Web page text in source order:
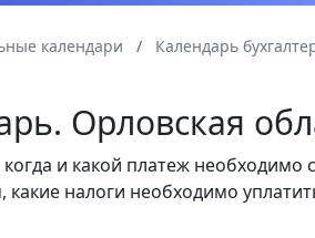
календари Календарь
Орловская
когда и какой платеж
налоги необходимо